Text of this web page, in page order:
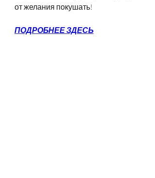
от желания покушать!
ПОДРОБНЕЕ ЗДЕСЬ